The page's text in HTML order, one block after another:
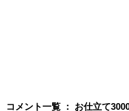
コメント一覧 ： お仕立て